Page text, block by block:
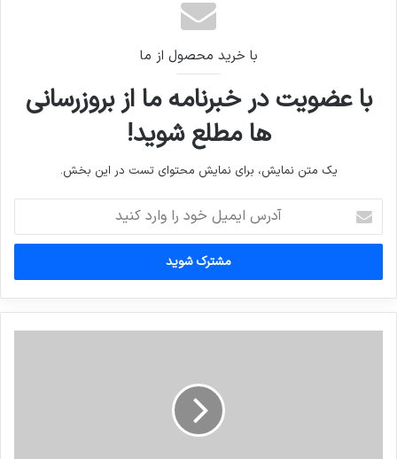
با خرید محصول از ما
با عضویت در خبرنامه ما از بروزرسانی
ها مطلع شوید!
یک متن نمایش، برای نمایش محتوای تست در این بخش.
ایمیل
خود
وارد
کنید